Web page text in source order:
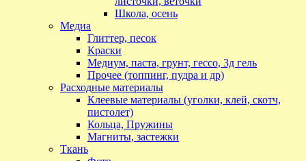
Школа, осень
Медиа
Глиттер, песок
Краски
Медиум, паста, грунт, гессо, 3д гель
Прочее (топпинг, пудра и др)
Расходные материалы
Клеевые материалы (уголки, клей, скотч,
пистолет)
Кольца, Пружины
Магниты, застежки
Ткань